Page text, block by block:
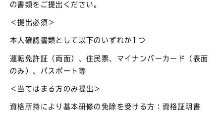
の書類をご提出ください。
＜提出必須＞
本人確認書類として以下のいずれか1つ
運転免許証（両面）、住民票、マイナンバーカード（表面
のみ）、パスポート等
＜当てはまる方のみ提出＞
資格所持により基本研修の免除を受ける方：資格証明書